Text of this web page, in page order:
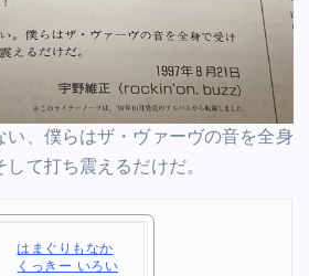
い、僕らはザ・ヴァーヴの音を全身
て打ち震えるだけだ。
はまぐりもなか
くっきー いろい